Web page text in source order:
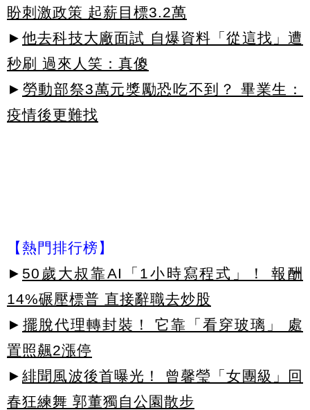
盼刺激政策 起薪目標3.2萬
► 他去科技大廠面試 自爆資料「從這找」遭
秒刷 過來人笑：真傻
► 勞動部祭3萬元獎勵恐吃不到？ 畢業生：
疫情後更難找
【熱門排行榜】
► 50歲大叔靠AI「1小時寫程式」！ 報酬
14%碾壓標普 直接辭職去炒股
► 擺脫代理轉封裝！ 它靠「看穿玻璃」 處
置照飆2漲停
► 緋聞風波後首曝光！ 曾馨瑩「女團級」回
春狂練舞 郭董獨自公園散步